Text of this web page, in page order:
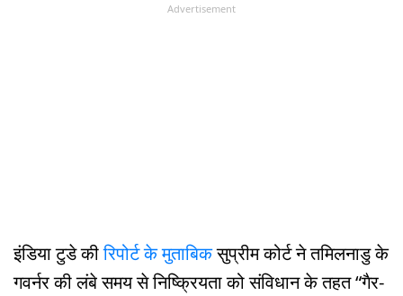
Advertisement
इंडिया टुडे कीरिपोर्ट के मुताबिकसुप्रीम कोर्ट ने तमिलनाडु के
गवर्नर की लंबे समय से निष्क्रियता को संविधान के तहत “गैर-